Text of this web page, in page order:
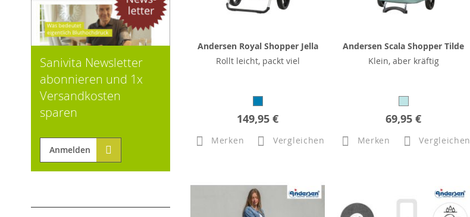
Andersen Royal Shopper Jella
Rollt leicht, packt viel
149,95 €
Merken Vergleichen
Andersen Scala Shopper Tilde
Klein, aber kräftig
69,95 €
Merken Vergleichen
Sanivita Newsletter
abonnieren und 1x
Versandkosten
sparen
Anmelden